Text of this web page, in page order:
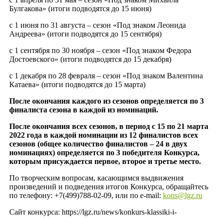
Булгакова» (итоги подводятся до 15 июня)
с 1 июня по 31 августа – сезон «Под знаком Леонида
Андреева» (итоги подводятся до 15 сентября)
с 1 сентября по 30 ноября – сезон «Под знаком Федора
Достоевского» (итоги подводятся до 15 декабря)
с 1 декабря по 28 февраля – сезон «Под знаком Валентина
Катаева» (итоги подводятся до 15 марта)
После окончания каждого из сезонов определяется по 3
финалиста сезона в каждой из номинаций.
После окончания всех сезонов, в период с 15 по 21 марта
2022 года в каждой номинации из 12 финалистов всех
сезонов (общее количество финалистов – 24 в двух
номинациях) определяется по 3 победителя Конкурса,
которым присуждается первое, второе и третье место.
По творческим вопросам, касающимся выдвижения
произведений и подведения итогов Конкурса, обращайтесь
по телефону: +7(499)788-02-09, или по e-mail: kons@lgz.ru
Сайт конкурса: https://lgz.ru/news/konkurs-klassiki-i-